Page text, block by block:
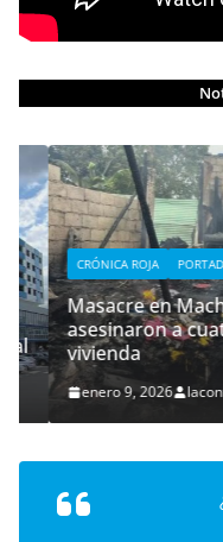
CRÓNICA ROJA PORTADA
Masacre en
asesinaron a
vivienda
enero 9, 2026